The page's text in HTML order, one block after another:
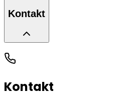
Kontakt
Kontakt